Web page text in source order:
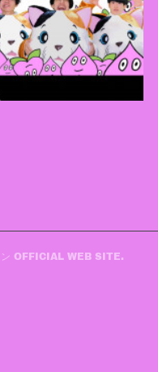
ン OFFICIAL WEB SITE.